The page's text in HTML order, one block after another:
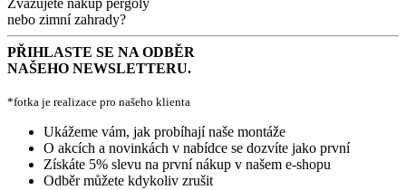
Zvažujete nákup pergoly
nebo zimní zahrady?
PŘIHLASTE SE NA ODBĚR
NAŠEHO NEWSLETTERU.
*fotka je realizace pro našeho klienta
Ukážeme vám, jak probíhají naše montáže
O akcích a novinkách v nabídce se dozvíte jako první
Získáte 5% slevu na první nákup v našem e-shopu
Odběr můžete kdykoliv zrušit